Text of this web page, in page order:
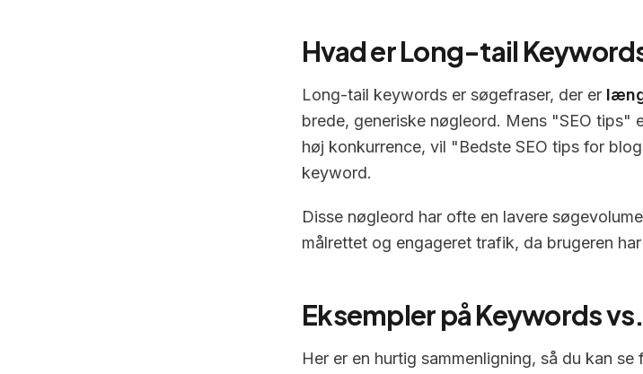
Hvad er Long-tail
Long-tail keywords er søgefraser, der er
brede, generiske nøgleord. Mens "SEO tips"
høj konkurrence, vil "Bedste SEO tips for
keyword.
Disse nøgleord har ofte en lavere
målrettet og engageret trafik, da brugeren
Eksempler på Keywords
Her er en hurtig sammenligning, så du kan